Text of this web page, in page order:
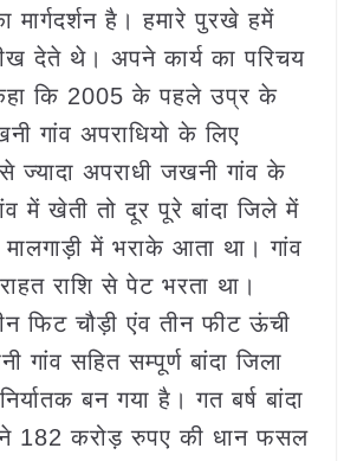
मार्गदर्शन है। हमारे पुरखे हमें
देते थे। अपने कार्य का परिचय
कि 2005 के पहले उप्र के
गांव अपराधियो के लिए
ज्यादा अपराधी जखनी गांव के
में खेती तो दूर पूरे बांदा जिले में
में भराके आता था। गांव
राशि से पेट भरता था।
फिट चौड़ी एंव तीन फीट ऊंची
सहित सम्पूर्ण बांदा जिला
बन गया है। गत बर्ष बांदा
182 करोड़ रुपए की धान फसल